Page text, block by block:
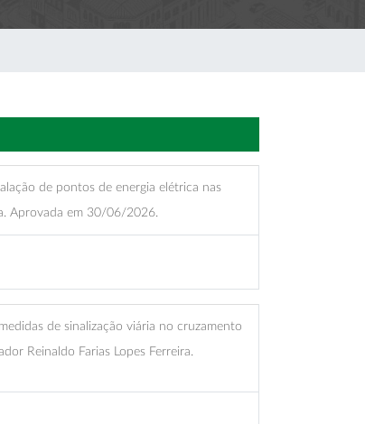
de pontos de energia elétrica nas
Aprovada em 30/06/2026.
de sinalização viária no cruzamento
Reinaldo Farias Lopes Ferreira.